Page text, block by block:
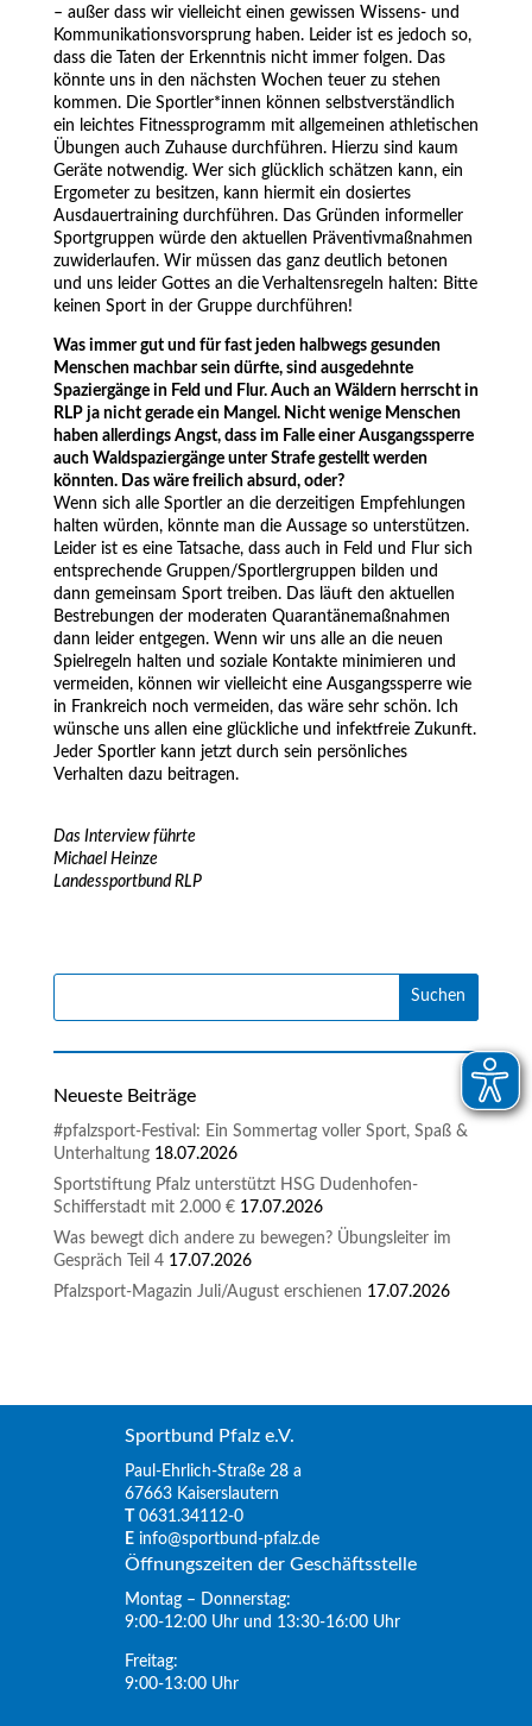
– außer dass wir vielleicht einen gewissen Wissens- und
Kommunikationsvorsprung haben. Leider ist es jedoch so,
dass die Taten der Erkenntnis nicht immer folgen. Das
könnte uns in den nächsten Wochen teuer zu stehen
kommen. Die Sportler*innen können selbstverständlich
ein leichtes Fitnessprogramm mit allgemeinen athletischen
Übungen auch Zuhause durchführen. Hierzu sind kaum
Geräte notwendig. Wer sich glücklich schätzen kann, ein
Ergometer zu besitzen, kann hiermit ein dosiertes
Ausdauertraining durchführen. Das Gründen informeller
Sportgruppen würde den aktuellen Präventivmaßnahmen
zuwiderlaufen. Wir müssen das ganz deutlich betonen
und uns leider Gottes an die Verhaltensregeln halten: Bitte
keinen Sport in der Gruppe durchführen!
Was immer gut und für fast jeden halbwegs gesunden
Menschen machbar sein dürfte, sind ausgedehnte
Spaziergänge in Feld und Flur. Auch an Wäldern herrscht in
RLP ja nicht gerade ein Mangel. Nicht wenige Menschen
haben allerdings Angst, dass im Falle einer Ausgangssperre
auch Waldspaziergänge unter Strafe gestellt werden
könnten. Das wäre freilich absurd, oder?
Wenn sich alle Sportler an die derzeitigen Empfehlungen
halten würden, könnte man die Aussage so unterstützen.
Leider ist es eine Tatsache, dass auch in Feld und Flur sich
entsprechende Gruppen/Sportlergruppen bilden und
dann gemeinsam Sport treiben. Das läuft den aktuellen
Bestrebungen der moderaten Quarantänemaßnahmen
dann leider entgegen. Wenn wir uns alle an die neuen
Spielregeln halten und soziale Kontakte minimieren und
vermeiden, können wir vielleicht eine Ausgangssperre wie
in Frankreich noch vermeiden, das wäre sehr schön. Ich
wünsche uns allen eine glückliche und infektfreie Zukunft.
Jeder Sportler kann jetzt durch sein persönliches
Verhalten dazu beitragen.
Das Interview führte
Michael Heinze
Landessportbund RLP
Neueste Beiträge
#pfalzsport-Festival: Ein Sommertag voller Sport, Spaß &
Unterhaltung 18.07.2026
Sportstiftung Pfalz unterstützt HSG Dudenhofen-
Schifferstadt mit 2.000 € 17.07.2026
Was bewegt dich andere zu bewegen? Übungsleiter im
Gespräch Teil 4 17.07.2026
Pfalzsport-Magazin Juli/August erschienen 17.07.2026
Sportbund Pfalz e.V.
Paul-Ehrlich-Straße 28 a
67663 Kaiserslautern
0631.34112-0
E info@sportbund-pfalz.de
Öffnungszeiten der Geschäftsstelle
Montag – Donnerstag:
9:00-12:00 Uhr und 13:30-16:00 Uhr
Freitag:
9:00-13:00 Uhr